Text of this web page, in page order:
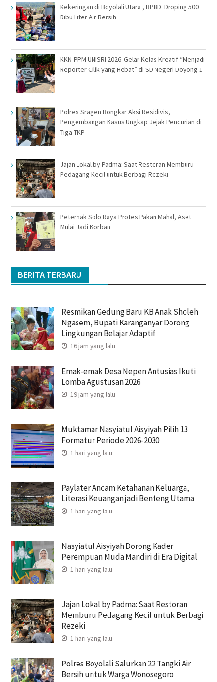
Kekeringan di Boyolali Utara , BPBD Droping 500
Ribu Liter Air Bersih
KKN-PPM UNISRI 2026 Gelar Kelas Kreatif “Menjadi
Reporter Cilik yang Hebat” di SD Negeri Doyong 1
Polres Sragen Bongkar Aksi Residivis,
Pengembangan Kasus Ungkap Jejak Pencurian di
Tiga TKP
Jajan Lokal by Padma: Saat Restoran Memburu
Pedagang Kecil untuk Berbagi Rezeki
Peternak Solo Raya Protes Pakan Mahal, Aset
Mulai Jadi Korban
BERITA TERBARU
Resmikan Gedung Baru KB Anak Sholeh
Ngasem, Bupati Karanganyar Dorong
Lingkungan Belajar Adaptif
16 jam yang lalu
Emak-emak Desa Nepen Antusias Ikuti
Lomba Agustusan 2026
19 jam yang lalu
Muktamar Nasyiatul Aisyiyah Pilih 13
Formatur Periode 2026-2030
1 hari yang lalu
Paylater Ancam Ketahanan Keluarga,
Literasi Keuangan jadi Benteng Utama
1 hari yang lalu
Nasyiatul Aisyiyah Dorong Kader
Perempuan Muda Mandiri di Era Digital
1 hari yang lalu
Jajan Lokal by Padma: Saat Restoran
Memburu Pedagang Kecil untuk Berbagi
Rezeki
1 hari yang lalu
Polres Boyolali Salurkan 22 Tangki Air
Bersih untuk Warga Wonosegoro